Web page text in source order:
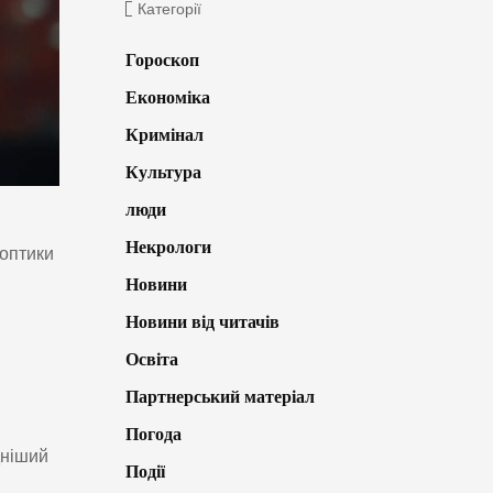
Категорії
Гороскоп
Економіка
Кримінал
Культура
люди
Некрологи
Новини
Новини від читачів
Освіта
Партнерський матеріал
Погода
Події